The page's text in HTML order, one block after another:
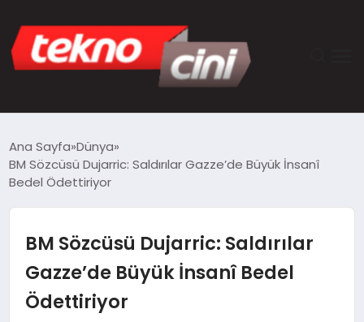
TEKNOLOJI
SAĞLIK
Ana Sayfa Dünya
BM Sözcüsü Dujarric: Saldırılar Gazze’de Büyük İnsanî
Bedel Ödettiriyor
BM Sözcüsü Dujarric: Saldırılar
Gazze’de Büyük İnsanî Bedel
Ödettiriyor